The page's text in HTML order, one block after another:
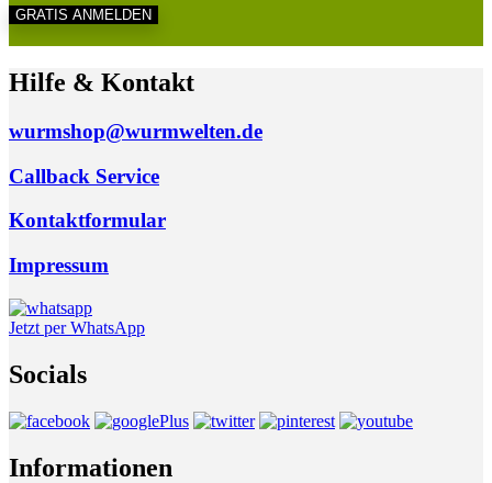
Hilfe & Kontakt
wurmshop@wurmwelten.de
Callback Service
Kontaktformular
Impressum
Jetzt per WhatsApp
Socials
Informationen